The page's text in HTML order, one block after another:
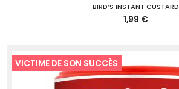
BIRD’S INSTANT CUSTARD
1,99 €
VICTIME DE SON SUCCÈS